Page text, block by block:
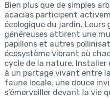
Bien plus que de simples
acacias participent
écologique du jardin. Leurs
généreuses attirent une
papillons et autres
écosystème vibrant où
cycle de la nature. Installer
à un partage vivant entre
faune locale, une douce
s’émerveiller devant la vie